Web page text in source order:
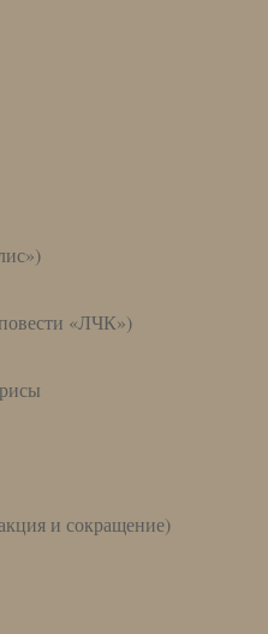
«ЛЧК»)
и сокращение)